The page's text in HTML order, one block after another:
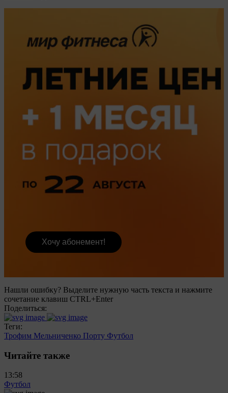
Хочу абонемент!
Нашли ошибку? Выделите нужную часть текста и нажмите
сочетание клавиш CTRL+Enter
Поделиться:
Теги:
Трофим Мельниченко Порту Футбол
Читайте также
13:58
Футбол